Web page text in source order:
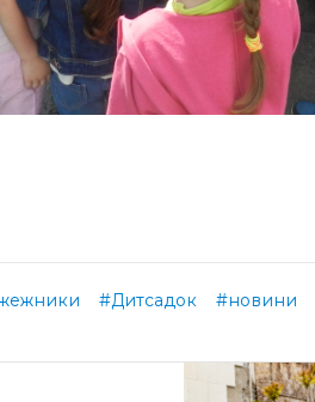
#Дитсадок #новини